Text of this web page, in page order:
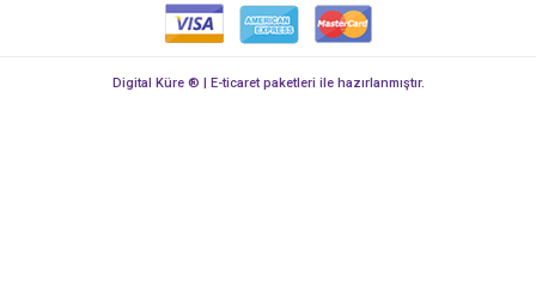
Digital Küre ® | E-ticaret paketleri ile hazırlanmıştır.